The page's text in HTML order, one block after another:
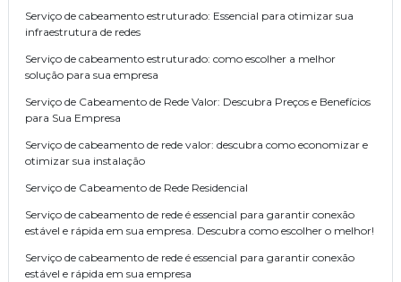
Serviço de cabeamento estruturado: Essencial para otimizar sua
infraestrutura de redes
Serviço de cabeamento estruturado: como escolher a melhor
solução para sua empresa
Serviço de Cabeamento de Rede Valor: Descubra Preços e Benefícios
para Sua Empresa
Serviço de cabeamento de rede valor: descubra como economizar e
otimizar sua instalação
Serviço de Cabeamento de Rede Residencial
Serviço de cabeamento de rede é essencial para garantir conexão
estável e rápida em sua empresa. Descubra como escolher o melhor!
Serviço de cabeamento de rede é essencial para garantir conexão
estável e rápida em sua empresa